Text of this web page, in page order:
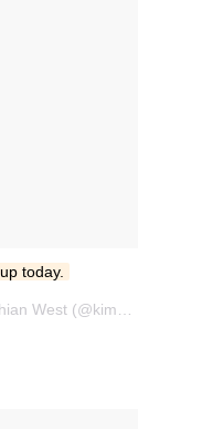
today.
Фото опубликовано Kim Kardashian West (@kimkardashian) Окт 2 2016 в 5:35 PDT